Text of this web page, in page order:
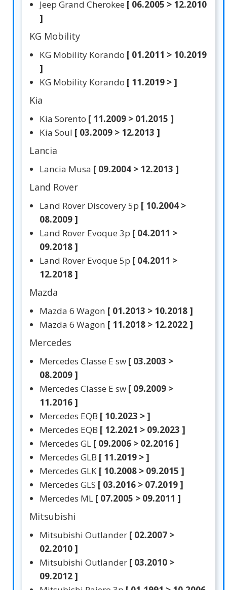
Jeep Grand Cherokee [ 06.2005 > 12.2010
]
KG Mobility
KG Mobility Korando [ 01.2011 > 10.2019
]
KG Mobility Korando [ 11.2019 > ]
Kia
Kia Sorento [ 11.2009 > 01.2015 ]
Kia Soul [ 03.2009 > 12.2013 ]
Lancia
Lancia Musa [ 09.2004 > 12.2013 ]
Land Rover
Land Rover Discovery 5p [ 10.2004 >
08.2009 ]
Land Rover Evoque 3p [ 04.2011 >
09.2018 ]
Land Rover Evoque 5p [ 04.2011 >
12.2018 ]
Mazda
Mazda 6 Wagon [ 01.2013 > 10.2018 ]
Mazda 6 Wagon [ 11.2018 > 12.2022 ]
Mercedes
Mercedes Classe E sw [ 03.2003 >
08.2009 ]
Mercedes Classe E sw [ 09.2009 >
11.2016 ]
Mercedes EQB [ 10.2023 > ]
Mercedes EQB [ 12.2021 > 09.2023 ]
Mercedes GL [ 09.2006 > 02.2016 ]
Mercedes GLB [ 11.2019 > ]
Mercedes GLK [ 10.2008 > 09.2015 ]
Mercedes GLS [ 03.2016 > 07.2019 ]
Mercedes ML [ 07.2005 > 09.2011 ]
Mitsubishi
Mitsubishi Outlander [ 02.2007 >
02.2010 ]
Mitsubishi Outlander [ 03.2010 >
09.2012 ]